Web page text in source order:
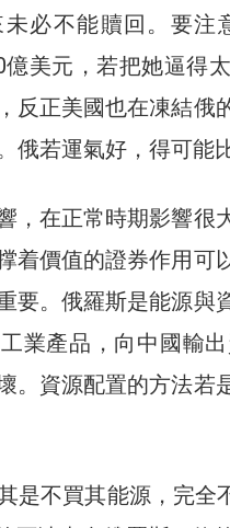
必不能贖回。要注
億美元，若把她逼得
反正美國也在凍結俄
俄若運氣好，得可能
，在正常時期影響很
着價值的證券作用可
要。俄羅斯是能源與
業產品，向中國輸
。資源配置的方法若
是不買其能源，完全